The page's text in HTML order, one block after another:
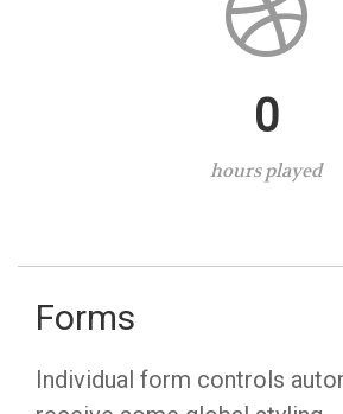
0
hours played
Forms
Individual form controls